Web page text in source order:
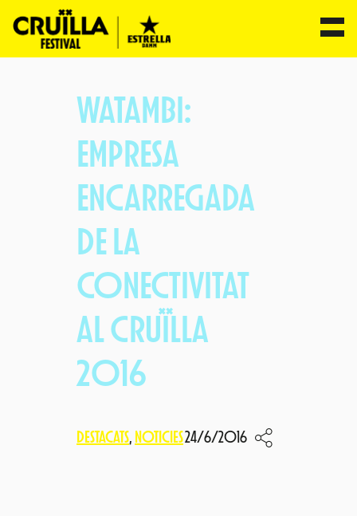
WATAMBI:
EMPRESA
ENCARREGADA
DE LA
CONECTIVITAT
AL CRUÏLLA
2016
DESTACATS, NOTICIES24/6/2016